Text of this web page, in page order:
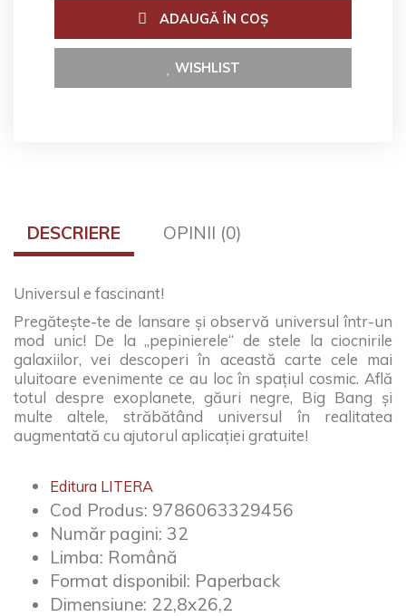
ADAUGĂ ÎN COŞ
WISHLIST
DESCRIERE OPINII (0)
Universul e fascinant!
Pregătește-te de lansare și observă universul într-un
mod unic! De la „pepinierele“ de stele la ciocnirile
galaxiilor, vei descoperi în această carte cele mai
uluitoare evenimente ce au loc în spațiul cosmic. Află
totul despre exoplanete, găuri negre, Big Bang și
multe altele, străbătând universul în realitatea
augmentată cu ajutorul aplicației gratuite!
Editura LITERA
Cod Produs: 9786063329456
Număr pagini: 32
Limba: Română
Format disponibil: Paperback
Dimensiune: 22,8x26,2